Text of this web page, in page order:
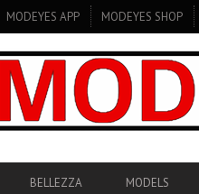
MODEYES APP MODEYES SHOP
BELLEZZA MODELS